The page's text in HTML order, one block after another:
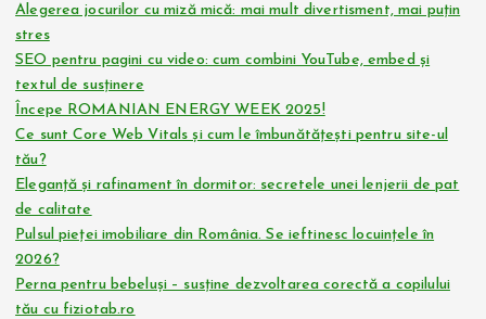
Alegerea jocurilor cu miză mică: mai mult divertisment, mai puțin
stres
SEO pentru pagini cu video: cum combini YouTube, embed și
textul de susținere
Începe ROMANIAN ENERGY WEEK 2025!
Ce sunt Core Web Vitals și cum le îmbunătățești pentru site-ul
tău?
Eleganță și rafinament în dormitor: secretele unei lenjerii de pat
de calitate
Pulsul pieței imobiliare din România. Se ieftinesc locuințele în
2026?
Perna pentru bebeluși – susține dezvoltarea corectă a copilului
tău cu fiziotab.ro